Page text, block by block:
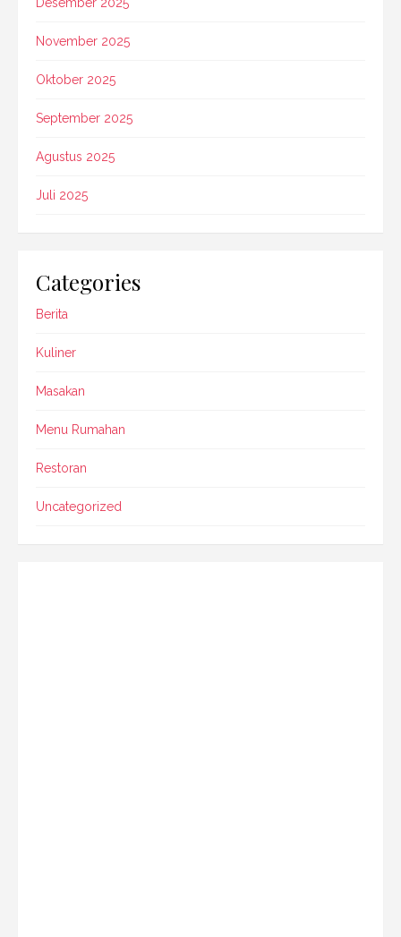
November 2025
Oktober 2025
September 2025
Agustus 2025
Juli 2025
Categories
Berita
Kuliner
Masakan
Menu Rumahan
Restoran
Uncategorized